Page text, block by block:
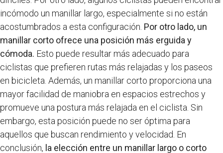
incómodo un manillar largo, especialmente si no están
acostumbrados a esta configuración. Por otro lado, un
manillar corto ofrece una posición más erguida y
cómoda. Esto puede resultar más adecuado para
ciclistas que prefieren rutas más relajadas y los paseos
en bicicleta. Además, un manillar corto proporciona una
mayor facilidad de maniobra en espacios estrechos y
promueve una postura más relajada en el ciclista. Sin
embargo, esta posición puede no ser óptima para
aquellos que buscan rendimiento y velocidad. En
conclusión, la elección entre un manillar largo o corto